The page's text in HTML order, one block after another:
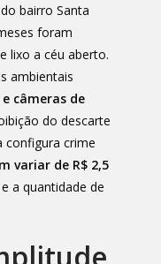
bairro Santa
foram
lixo a céu aberto.
ambientais
câmeras de
do descarte
configura crime
variar de R$ 2,5
a quantidade de